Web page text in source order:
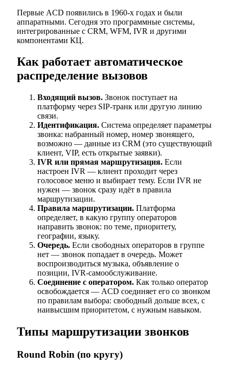
Первые ACD появились в 1960-х годах и были
аппаратными. Сегодня это программные системы,
интегрированные с CRM, WFM, IVR и другими
компонентами КЦ.
Как работает автоматическое
распределение вызовов
Входящий вызов. Звонок поступает на
платформу через SIP-транк или другую линию
связи.
Идентификация. Система определяет параметры
звонка: набранный номер, номер звонящего,
возможно — данные из CRM (это существующий
клиент, VIP, есть открытые заявки).
IVR или прямая маршрутизация. Если
настроен IVR — клиент проходит через
голосовое меню и выбирает тему. Если IVR не
нужен — звонок сразу идёт в правила
маршрутизации.
Правила маршрутизации. Платформа
определяет, в какую группу операторов
направить звонок: по теме, приоритету,
географии, языку.
Очередь. Если свободных операторов в группе
нет — звонок попадает в очередь. Может
воспроизводиться музыка, объявление о
позиции, IVR-самообслуживание.
Соединение с оператором. Как только оператор
освобождается — ACD соединяет его со звонком
по правилам выбора: свободный дольше всех, с
наивысшим приоритетом, с нужным навыком.
Типы маршрутизации звонков
Round Robin (по кругу)